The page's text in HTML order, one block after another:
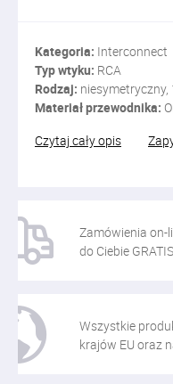
Kategoria: Interconnect
Typ wtyku: RCA
Rodzaj: niesymetryczny,
Materiał przewodnika:
Czytaj cały opis
Zamówienia on-
do Ciebie GRATIS
Wszystkie
krajów EU oraz